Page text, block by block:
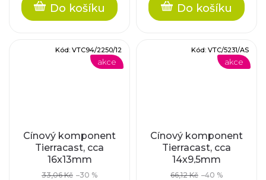
Do košíku Do košíku
akce
Cínový komponent
Tierracast, cca
16x13mm
33,06 Kč –30 %
Kód: VTC94/2250/12
akce
Cínový komponent
Tierracast, cca
14x9,5mm
66,12 Kč –40 %
Kód: VTC/5231/AS